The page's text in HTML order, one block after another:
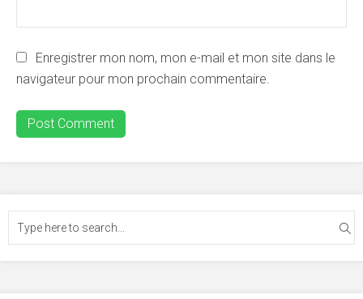
Enregistrer mon nom, mon e-mail et mon site dans le
navigateur pour mon prochain commentaire.